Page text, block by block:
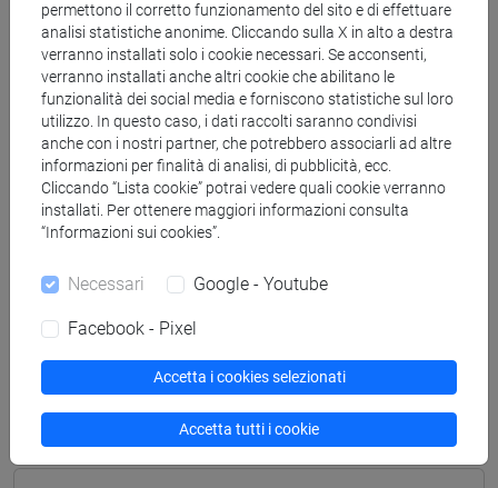
Corsi di studio e percorsi
[ET7] DIGITAL MANAGEMENT - Laurea
percorso comune
[ETR7] DIGITAL MANAGEMENT - Laurea
percorso comune
Insegnamenti mutuati
E-BUSINESS, ENTREPRENEURSHIP AND
DIGITAL TRANSFORMATION-2 [ET7010]
permettono il corretto funzionamento del sito e di effettuare
analisi statistiche anonime. Cliccando sulla X in alto a destra
verranno installati solo i cookie necessari. Se acconsenti,
verranno installati anche altri cookie che abilitano le
funzionalità dei social media e forniscono statistiche sul loro
utilizzo. In questo caso, i dati raccolti saranno condivisi
anche con i nostri partner, che potrebbero associarli ad altre
informazioni per finalità di analisi, di pubblicità, ecc.
Cliccando “Lista cookie” potrai vedere quali cookie verranno
installati. Per ottenere maggiori informazioni consulta
“Informazioni sui cookies”.
Necessari Google - Youtube
Facebook - Pixel
Accetta i cookies selezionati
Accetta tutti i cookie